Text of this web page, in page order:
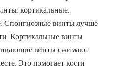
кортикальные,
Спонгиозные винты лучше
Кортикальные винты
винты сжимают
Это помогает кости